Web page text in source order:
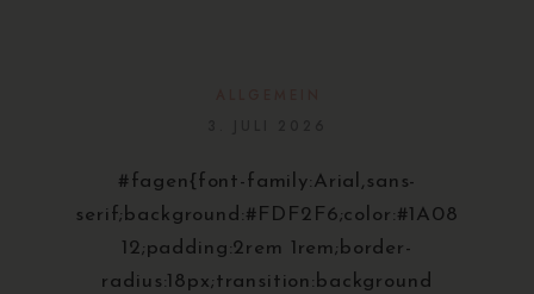
#fagen{font-family:Arial,sans-
serif;background:#FDF2F6;color:#1A08
12;padding:2rem 1rem;border-
radius:18px;transition:background